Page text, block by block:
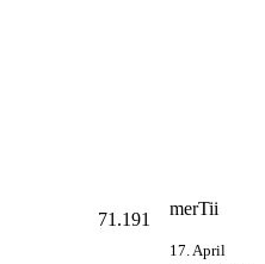
71.191
merTii
17. April